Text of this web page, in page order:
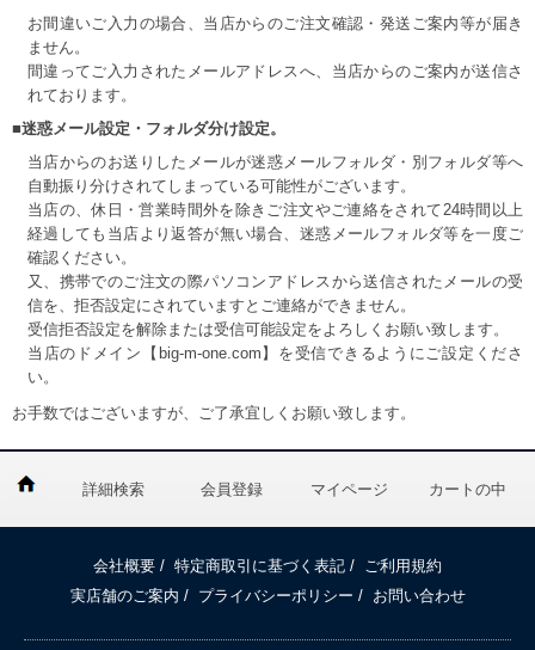
お間違いご入力の場合、当店からのご注文確認・発送ご案内等が届き
ません。
間違ってご入力されたメールアドレスへ、当店からのご案内が送信さ
れております。
■迷惑メール設定・フォルダ分け設定。
当店からのお送りしたメールが迷惑メールフォルダ・別フォルダ等へ
自動振り分けされてしまっている可能性がございます。
当店の、休日・営業時間外を除きご注文やご連絡をされて24時間以上
経過しても当店より返答が無い場合、迷惑メールフォルダ等を一度ご
確認ください。
又、携帯でのご注文の際パソコンアドレスから送信されたメールの受
信を、拒否設定にされていますとご連絡ができません。
受信拒否設定を解除または受信可能設定をよろしくお願い致します。
当店のドメイン【big-m-one.com】を受信できるようにご設定くださ
い。
お手数ではございますが、ご了承宜しくお願い致します。
詳細検索 会員登録 マイページ カートの中
会社概要 / 特定商取引に基づく表記 /
ご利用規約
実店舗のご案内 / プライバシーポリシー / お問い合わせ